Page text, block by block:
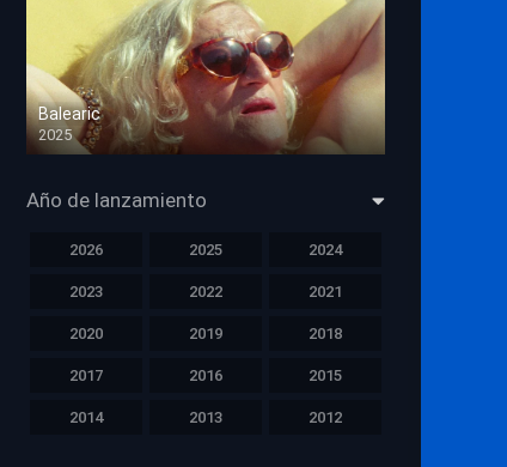
Balearic
2025
HD 1080p
Año de lanzamiento
2026 2025 2024
2023 2022 2021
2020 2019 2018
2017 2016 2015
2014 2013 2012